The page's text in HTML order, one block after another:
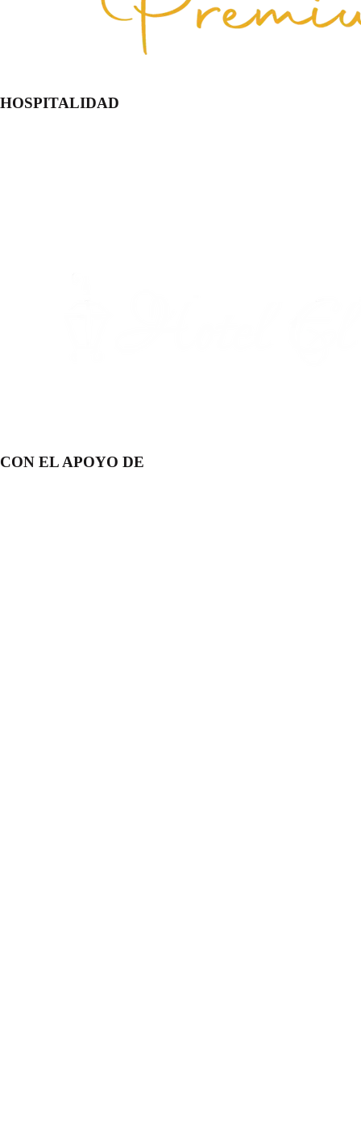
HOSPITALIDAD
CON EL APOYO DE